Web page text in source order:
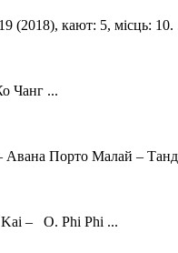
(2018), кают: 5, місць: 10.
Чанг ...
Порто Малай –
Kai – О. Phi Phi ...